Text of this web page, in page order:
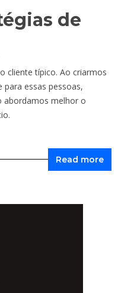
de
cliente típico. Ao criarmos
essas pessoas,
abordamos melhor o
Read more